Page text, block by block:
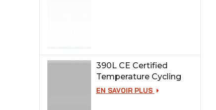
390L CE Certified
Temperature Cycling
Test Chamber
EN SAVOIR PLUS